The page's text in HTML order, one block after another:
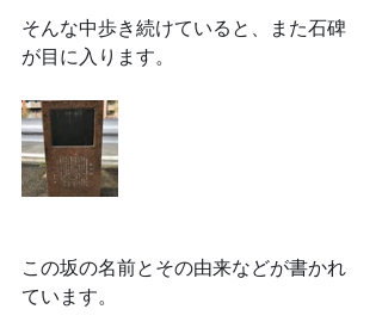
そんな中歩き続けていると、また石碑
が目に入ります。
この坂の名前とその由来などが書かれ
ています。